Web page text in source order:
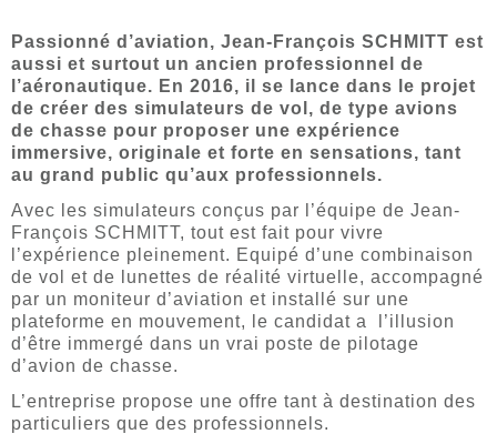
Passionné d’aviation, Jean-François SCHMITT est
aussi et surtout un ancien professionnel de
l’aéronautique. En 2016, il se lance dans le projet
de créer des simulateurs de vol, de type avions
de chasse pour proposer une expérience
immersive, originale et forte en sensations, tant
au grand public qu’aux professionnels.
Avec les simulateurs conçus par l’équipe de Jean-
François SCHMITT, tout est fait pour vivre
l’expérience pleinement. Equipé d’une combinaison
de vol et de lunettes de réalité virtuelle, accompagné
par un moniteur d’aviation et installé sur une
plateforme en mouvement, le candidat a l’illusion
d’être immergé dans un vrai poste de pilotage
d’avion de chasse.
L’entreprise propose une offre tant à destination des
particuliers que des professionnels.